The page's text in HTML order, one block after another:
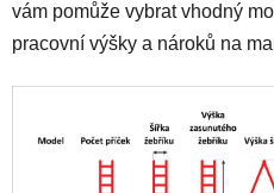
vám pomůže vybrat vhodný
pracovní výšky a nároků na